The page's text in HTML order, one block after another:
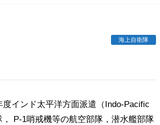
海上自衛隊
インド太平洋方面派遣（Indo-Pacific
P-1哨戒機等の航空部隊，潜水艦部隊